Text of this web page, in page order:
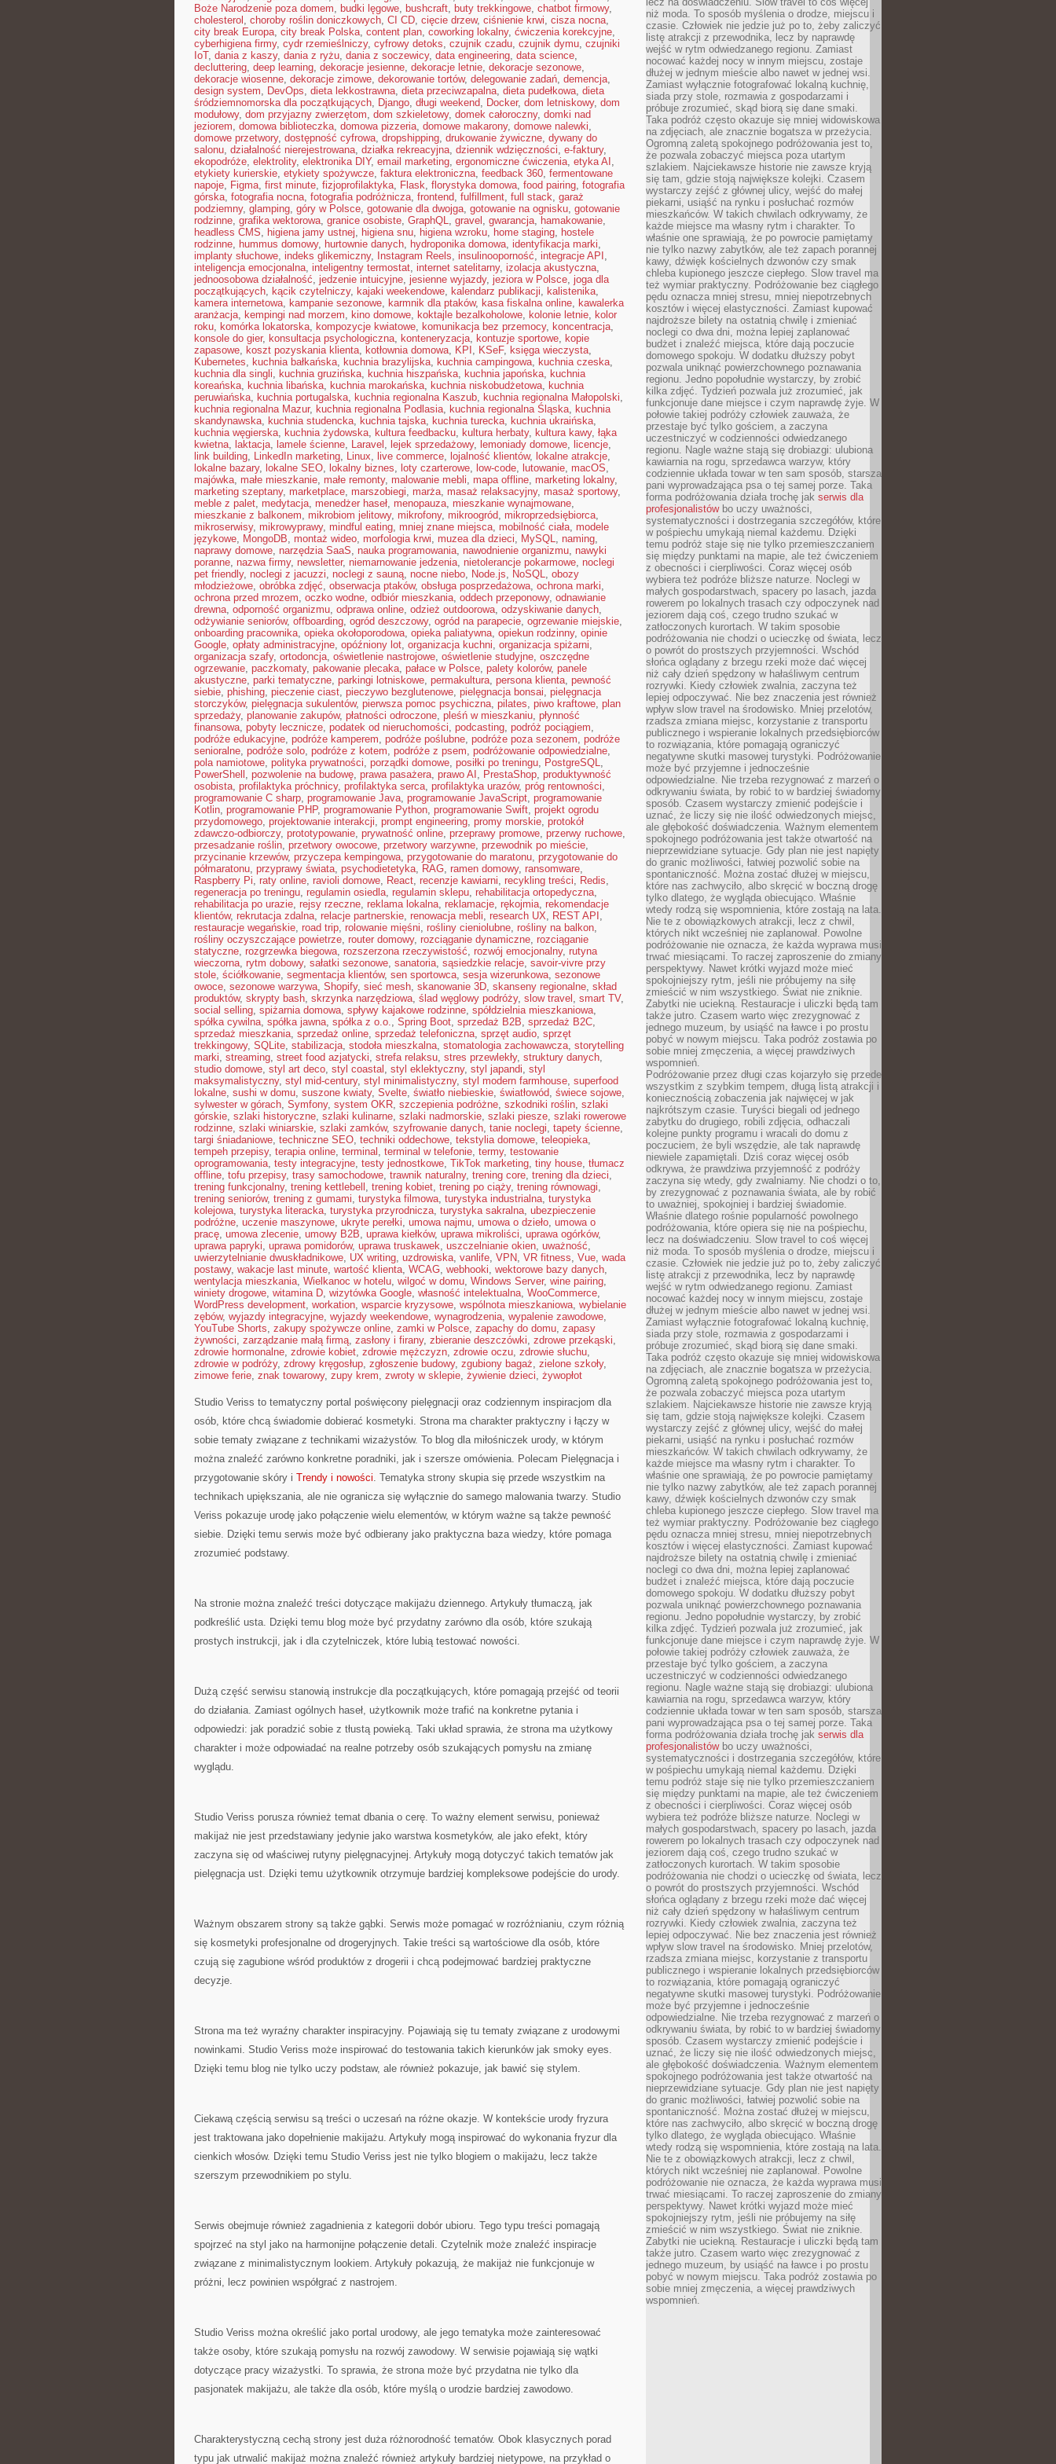
Boże Narodzenie poza domem, budki lęgowe, bushcraft, buty trekkingowe, chatbot firmowy,
cholesterol , choroby roślin doniczkowych, CI CD, cięcie drzew, ciśnienie krwi, cisza nocna,
city break Europa, city break Polska, content plan, coworking lokalny, ćwiczenia korekcyjne,
cyberhigiena firmy, cydr rzemieślniczy, cyfrowy detoks, czujnik czadu, czujnik dymu, czujniki
IoT, dania z kaszy, dania z ryżu, dania z soczewicy, data engineering, data science,
decluttering, deep learning, dekoracje jesienne, dekoracje letnie, dekoracje sezonowe,
dekoracje wiosenne, dekoracje zimowe, dekorowanie tortów, delegowanie zadań, demencja,
design system, DevOps, dieta lekkostrawna, dieta przeciwzapalna, dieta pudełkowa, dieta
śródziemnomorska dla początkujących, Django, długi weekend, Docker, dom letniskowy, dom
modułowy, dom przyjazny zwierzętom, dom szkieletowy, domek całoroczny, domki nad
jeziorem, domowa biblioteczka, domowa pizzeria, domowe makarony, domowe nalewki,
domowe przetwory, dostępność cyfrowa, dropshipping, drukowanie żywiczne, dywany do
salonu, działalność nierejestrowana, działka rekreacyjna, dziennik wdzięczności, e-faktury,
ekopodróże, elektrolity, elektronika DIY, email marketing, ergonomiczne ćwiczenia, etyka AI ,
etykiety kurierskie, etykiety spożywcze, faktura elektroniczna, feedback 360, fermentowane
napoje, Figma, first minute, fizjoprofilaktyka, Flask, florystyka domowa, food pairing, fotografia
górska, fotografia nocna, fotografia podróżnicza, frontend, fulfillment, full stack, garaż
podziemny, glamping, góry w Polsce, gotowanie dla dwojga, gotowanie na ognisku, gotowanie
rodzinne, grafika wektorowa, granice osobiste, GraphQL, gravel , gwarancja, hamakowanie,
headless CMS, higiena jamy ustnej, higiena snu, higiena wzroku, home staging, hostele
rodzinne, hummus domowy, hurtownie danych, hydroponika domowa, identyfikacja marki,
implanty słuchowe, indeks glikemiczny, Instagram Reels, insulinooporność, integracje API ,
inteligencja emocjonalna, inteligentny termostat, internet satelitarny, izolacja akustyczna,
jednoosobowa działalność, jedzenie intuicyjne, jesienne wyjazdy, jeziora w Polsce, joga dla
początkujących, kącik czytelniczy, kajaki weekendowe, kalendarz publikacji, kalistenika,
kamera internetowa, kampanie sezonowe, karmnik dla ptaków, kasa fiskalna online, kawalerka
aranżacja, kempingi nad morzem, kino domowe, koktajle bezalkoholowe, kolonie letnie, kolor
roku, komórka lokatorska, kompozycje kwiatowe, komunikacja bez przemocy, koncentracja,
konsole do gier, konsultacja psychologiczna, konteneryzacja, kontuzje sportowe, kopie
zapasowe, koszt pozyskania klienta, kotłownia domowa, KPI , KSeF, księga wieczysta,
Kubernetes, kuchnia bałkańska, kuchnia brazylijska, kuchnia campingowa, kuchnia czeska,
kuchnia dla singli, kuchnia gruzińska, kuchnia hiszpańska, kuchnia japońska, kuchnia
koreańska, kuchnia libańska, kuchnia marokańska, kuchnia niskobudżetowa, kuchnia
peruwiańska, kuchnia portugalska, kuchnia regionalna Kaszub, kuchnia regionalna Małopolski,
kuchnia regionalna Mazur, kuchnia regionalna Podlasia, kuchnia regionalna Śląska, kuchnia
skandynawska, kuchnia studencka, kuchnia tajska, kuchnia turecka, kuchnia ukraińska,
kuchnia węgierska, kuchnia żydowska, kultura feedbacku, kultura herbaty, kultura kawy, łąka
kwietna, laktacja, lamele ścienne, Laravel , lejek sprzedażowy, lemoniady domowe, licencje,
link building, LinkedIn marketing, Linux, live commerce, lojalność klientów, lokalne atrakcje,
lokalne bazary, lokalne SEO, lokalny biznes, loty czarterowe, low-code, lutowanie, macOS,
majówka, małe mieszkanie, małe remonty, malowanie mebli, mapa offline, marketing lokalny,
marketing szeptany, marketplace, marszobiegi, marża, masaż relaksacyjny, masaż sportowy,
meble z palet, medytacja, menedżer haseł, menopauza, mieszkanie wynajmowane,
mieszkanie z balkonem, mikrobiom jelitowy, mikrofony, mikroogród, mikroprzedsiębiorca,
mikroserwisy, mikrowyprawy, mindful eating, mniej znane miejsca, mobilność ciała, modele
językowe, MongoDB, montaż wideo, morfologia krwi, muzea dla dzieci, MySQL, naming,
naprawy domowe, narzędzia SaaS, nauka programowania, nawodnienie organizmu, nawyki
poranne, nazwa firmy, newsletter, niemarnowanie jedzenia, nietolerancje pokarmowe, noclegi
pet friendly, noclegi z jacuzzi, noclegi z sauną, nocne niebo, Node.js, NoSQL, obozy
młodzieżowe, obróbka zdjęć, obserwacja ptaków, obsługa posprzedażowa, ochrona marki,
ochrona przed mrozem, oczko wodne, odbiór mieszkania, oddech przeponowy, odnawianie
drewna, odporność organizmu, odprawa online, odzież outdoorowa, odzyskiwanie danych,
odżywianie seniorów, offboarding, ogród deszczowy, ogród na parapecie, ogrzewanie miejskie,
onboarding pracownika, opieka okołoporodowa, opieka paliatywna, opiekun rodzinny, opinie
Google, opłaty administracyjne, opóźniony lot, organizacja kuchni, organizacja spiżarni,
organizacja szafy, ortodoncja, oświetlenie nastrojowe, oświetlenie studyjne, oszczędne
ogrzewanie, paczkomaty, pakowanie plecaka, pałace w Polsce, palety kolorów, panele
akustyczne, parki tematyczne, parkingi lotniskowe, permakultura, persona klienta, pewność
siebie, phishing, pieczenie ciast, pieczywo bezglutenowe, pielęgnacja bonsai, pielęgnacja
storczyków, pielęgnacja sukulentów, pierwsza pomoc psychiczna, pilates, piwo kraftowe, plan
sprzedaży, planowanie zakupów, płatności odroczone, pleśń w mieszkaniu, płynność
finansowa, pobyty lecznicze, podatek od nieruchomości, podcasting, podróż pociągiem,
podróże edukacyjne, podróże kamperem, podróże poślubne, podróże poza sezonem, podróże
senioralne, podróże solo, podróże z kotem, podróże z psem, podróżowanie odpowiedzialne,
pola namiotowe, polityka prywatności, porządki domowe, posiłki po treningu, PostgreSQL,
PowerShell , pozwolenie na budowę, prawa pasażera, prawo AI , PrestaShop, produktywność
osobista, profilaktyka próchnicy, profilaktyka serca, profilaktyka urazów, próg rentowności,
programowanie C sharp, programowanie Java, programowanie JavaScript, programowanie
Kotlin, programowanie PHP, programowanie Python, programowanie Swift, projekt ogrodu
przydomowego, projektowanie interakcji, prompt engineering, promy morskie, protokół
zdawczo-odbiorczy, prototypowanie, prywatność online, przeprawy promowe, przerwy ruchowe,
przesadzanie roślin, przetwory owocowe, przetwory warzywne, przewodnik po mieście,
przycinanie krzewów, przyczepa kempingowa, przygotowanie do maratonu, przygotowanie do
półmaratonu, przyprawy świata, psychodietetyka, RAG, ramen domowy, ransomware,
Raspberry Pi, raty online, ravioli domowe, React, recenzje kawiarni, recykling treści, Redis,
regeneracja po treningu, regulamin osiedla, regulamin sklepu, rehabilitacja ortopedyczna,
rehabilitacja po urazie, rejsy rzeczne, reklama lokalna, reklamacje, rękojmia, rekomendacje
klientów, rekrutacja zdalna, relacje partnerskie, renowacja mebli, research UX, REST API ,
restauracje wegańskie, road trip, rolowanie mięśni, rośliny cieniolubne, rośliny na balkon,
rośliny oczyszczające powietrze, router domowy, rozciąganie dynamiczne, rozciąganie
statyczne, rozgrzewka biegowa, rozszerzona rzeczywistość, rozwój emocjonalny, rutyna
wieczorna, rytm dobowy, sałatki sezonowe, sanatoria, sąsiedzkie relacje, savoir-vivre przy
stole, ściółkowanie, segmentacja klientów, sen sportowca, sesja wizerunkowa, sezonowe
owoce, sezonowe warzywa, Shopify, sieć mesh, skanowanie 3D, skanseny regionalne, skład
produktów, skrypty bash, skrzynka narzędziowa, ślad węglowy podróży, slow travel , smart TV,
social selling, spiżarnia domowa, spływy kajakowe rodzinne, spółdzielnia mieszkaniowa,
spółka cywilna, spółka jawna, spółka z o.o., Spring Boot, sprzedaż B2B, sprzedaż B2C,
sprzedaż mieszkania, sprzedaż online, sprzedaż telefoniczna, sprzęt audio, sprzęt
trekkingowy, SQLite, stabilizacja, stodoła mieszkalna, stomatologia zachowawcza, storytelling
marki, streaming, street food azjatycki, strefa relaksu, stres przewlekły, struktury danych,
studio domowe, styl art deco, styl coastal , styl eklektyczny, styl japandi, styl
maksymalistyczny, styl mid-century, styl minimalistyczny, styl modern farmhouse, superfood
lokalne, sushi w domu, suszone kwiaty, Svelte, światło niebieskie, światłowód, świece sojowe,
sylwester w górach, Symfony, system OKR, szczepienia podróżne, szkodniki roślin, szlaki
górskie, szlaki historyczne, szlaki kulinarne, szlaki nadmorskie, szlaki piesze, szlaki rowerowe
rodzinne, szlaki winiarskie, szlaki zamków, szyfrowanie danych, tanie noclegi, tapety ścienne,
targi śniadaniowe, techniczne SEO, techniki oddechowe, tekstylia domowe, teleopieka,
tempeh przepisy, terapia online, terminal , terminal w telefonie, termy, testowanie
oprogramowania, testy integracyjne, testy jednostkowe, TikTok marketing, tiny house, tłumacz
offline, tofu przepisy, trasy samochodowe, trawnik naturalny, trening core, trening dla dzieci,
trening funkcjonalny, trening kettlebell , trening kobiet, trening po ciąży, trening równowagi,
trening seniorów, trening z gumami, turystyka filmowa, turystyka industrialna, turystyka
kolejowa, turystyka literacka, turystyka przyrodnicza, turystyka sakralna, ubezpieczenie
podróżne, uczenie maszynowe, ukryte perełki, umowa najmu, umowa o dzieło, umowa o
pracę, umowa zlecenie, umowy B2B, uprawa kiełków, uprawa mikroliści, uprawa ogórków,
uprawa papryki, uprawa pomidorów, uprawa truskawek, uszczelnianie okien, uważność,
uwierzytelnianie dwuskładnikowe, UX writing, uzdrowiska, vanlife, VPN, VR fitness, Vue, wada
postawy, wakacje last minute, wartość klienta, WCAG, webhooki, wektorowe bazy danych,
wentylacja mieszkania, Wielkanoc w hotelu, wilgoć w domu, Windows Server, wine pairing,
winiety drogowe, witamina D, wizytówka Google, własność intelektualna, WooCommerce,
WordPress development, workation, wsparcie kryzysowe, wspólnota mieszkaniowa, wybielanie
zębów, wyjazdy integracyjne, wyjazdy weekendowe, wynagrodzenia, wypalenie zawodowe,
YouTube Shorts, zakupy spożywcze online, zamki w Polsce, zapachy do domu, zapasy
żywności, zarządzanie małą firmą, zasłony i firany, zbieranie deszczówki, zdrowe przekąski,
zdrowie hormonalne, zdrowie kobiet, zdrowie mężczyzn, zdrowie oczu, zdrowie słuchu,
zdrowie w podróży, zdrowy kręgosłup, zgłoszenie budowy, zgubiony bagaż, zielone szkoły,
zimowe ferie, znak towarowy, zupy krem, zwroty w sklepie, żywienie dzieci, żywopłot
Studio Veriss to tematyczny portal poświęcony pielęgnacji oraz codziennym inspiracjom dla
osób, które chcą świadomie dobierać kosmetyki. Strona ma charakter praktyczny i łączy w
sobie tematy związane z technikami wizażystów. To blog dla miłośniczek urody, w którym
można znaleźć zarówno konkretne poradniki, jak i szersze omówienia. Polecam Pielęgnacja i
przygotowanie skóry i Trendy i nowości. Tematyka strony skupia się przede wszystkim na
technikach upiększania, ale nie ogranicza się wyłącznie do samego malowania twarzy. Studio
Veriss pokazuje urodę jako połączenie wielu elementów, w którym ważne są także pewność
siebie. Dzięki temu serwis może być odbierany jako praktyczna baza wiedzy, które pomaga
zrozumieć podstawy.
Na stronie można znaleźć treści dotyczące makijażu dziennego. Artykuły tłumaczą, jak
podkreślić usta. Dzięki temu blog może być przydatny zarówno dla osób, które szukają
prostych instrukcji, jak i dla czytelniczek, które lubią testować nowości.
Dużą część serwisu stanowią instrukcje dla początkujących, które pomagają przejść od teorii
do działania. Zamiast ogólnych haseł, użytkownik może trafić na konkretne pytania i
odpowiedzi: jak poradzić sobie z tłustą powieką. Taki układ sprawia, że strona ma użytkowy
charakter i może odpowiadać na realne potrzeby osób szukających pomysłu na zmianę
wyglądu.
Studio Veriss porusza również temat dbania o cerę. To ważny element serwisu, ponieważ
makijaż nie jest przedstawiany jedynie jako warstwa kosmetyków, ale jako efekt, który
zaczyna się od właściwej rutyny pielęgnacyjnej. Artykuły mogą dotyczyć takich tematów jak
pielęgnacja ust. Dzięki temu użytkownik otrzymuje bardziej kompleksowe podejście do urody.
Ważnym obszarem strony są także gąbki. Serwis może pomagać w rozróżnianiu, czym różnią
się kosmetyki profesjonalne od drogeryjnych. Takie treści są wartościowe dla osób, które
czują się zagubione wśród produktów z drogerii i chcą podejmować bardziej praktyczne
decyzje.
Strona ma też wyraźny charakter inspiracyjny. Pojawiają się tu tematy związane z urodowymi
nowinkami. Studio Veriss może inspirować do testowania takich kierunków jak smoky eyes.
Dzięki temu blog nie tylko uczy podstaw, ale również pokazuje, jak bawić się stylem.
Ciekawą częścią serwisu są treści o uczesań na różne okazje. W kontekście urody fryzura
jest traktowana jako dopełnienie makijażu. Artykuły mogą inspirować do wykonania fryzur dla
cienkich włosów. Dzięki temu Studio Veriss jest nie tylko blogiem o makijażu, lecz także
szerszym przewodnikiem po stylu.
Serwis obejmuje również zagadnienia z kategorii dobór ubioru. Tego typu treści pomagają
spojrzeć na styl jako na harmonijne połączenie detali. Czytelnik może znaleźć inspiracje
związane z minimalistycznym lookiem. Artykuły pokazują, że makijaż nie funkcjonuje w
próżni, lecz powinien współgrać z nastrojem.
Studio Veriss można określić jako portal urodowy, ale jego tematyka może zainteresować
także osoby, które szukają pomysłu na rozwój zawodowy. W serwisie pojawiają się wątki
dotyczące pracy wizażystki. To sprawia, że strona może być przydatna nie tylko dla
pasjonatek makijażu, ale także dla osób, które myślą o urodzie bardziej zawodowo.
Charakterystyczną cechą strony jest duża różnorodność tematów. Obok klasycznych porad
typu jak utrwalić makijaż można znaleźć również artykuły bardziej nietypowe, na przykład o
niż moda. To sposób myślenia o drodze, miejscu i
czasie. Człowiek nie jedzie już po to, żeby zaliczyć
listę atrakcji z przewodnika, lecz by naprawdę
wejść w rytm odwiedzanego regionu. Zamiast
nocować każdej nocy w innym miejscu, zostaje
dłużej w jednym mieście albo nawet w jednej wsi.
Zamiast wyłącznie fotografować lokalną kuchnię,
siada przy stole, rozmawia z gospodarzami i
próbuje zrozumieć, skąd biorą się dane smaki.
Taka podróż często okazuje się mniej widowiskowa
na zdjęciach, ale znacznie bogatsza w przeżycia.
Ogromną zaletą spokojnego podróżowania jest to,
że pozwala zobaczyć miejsca poza utartym
szlakiem. Najciekawsze historie nie zawsze kryją
się tam, gdzie stoją największe kolejki. Czasem
wystarczy zejść z głównej ulicy, wejść do małej
piekarni, usiąść na rynku i posłuchać rozmów
mieszkańców. W takich chwilach odkrywamy, że
każde miejsce ma własny rytm i charakter. To
właśnie one sprawiają, że po powrocie pamiętamy
nie tylko nazwy zabytków, ale też zapach porannej
kawy, dźwięk kościelnych dzwonów czy smak
chleba kupionego jeszcze ciepłego. Slow travel ma
też wymiar praktyczny. Podróżowanie bez ciągłego
pędu oznacza mniej stresu, mniej niepotrzebnych
kosztów i więcej elastyczności. Zamiast kupować
najdroższe bilety na ostatnią chwilę i zmieniać
noclegi co dwa dni, można lepiej zaplanować
budżet i znaleźć miejsca, które dają poczucie
domowego spokoju. W dodatku dłuższy pobyt
pozwala uniknąć powierzchownego poznawania
regionu. Jedno popołudnie wystarczy, by zrobić
kilka zdjęć. Tydzień pozwala już zrozumieć, jak
funkcjonuje dane miejsce i czym naprawdę żyje. W
połowie takiej podróży człowiek zauważa, że
przestaje być tylko gościem, a zaczyna
uczestniczyć w codzienności odwiedzanego
regionu. Nagle ważne stają się drobiazgi: ulubiona
kawiarnia na rogu, sprzedawca warzyw, który
codziennie układa towar w ten sam sposób, starsza
pani wyprowadzająca psa o tej samej porze. Taka
forma podróżowania działa trochę jak serwis dla
profesjonalistówbo uczy uważności,
systematyczności i dostrzegania szczegółów, które
w pośpiechu umykają niemal każdemu. Dzięki
temu podróż staje się nie tylko przemieszczaniem
się między punktami na mapie, ale też ćwiczeniem
z obecności i cierpliwości. Coraz więcej osób
wybiera też podróże bliższe naturze. Noclegi w
małych gospodarstwach, spacery po lasach, jazda
rowerem po lokalnych trasach czy odpoczynek nad
jeziorem dają coś, czego trudno szukać w
zatłoczonych kurortach. W takim sposobie
podróżowania nie chodzi o ucieczkę od świata, lecz
o powrót do prostszych przyjemności. Wschód
słońca oglądany z brzegu rzeki może dać więcej
niż cały dzień spędzony w hałaśliwym centrum
rozrywki. Kiedy człowiek zwalnia, zaczyna też
lepiej odpoczywać. Nie bez znaczenia jest również
wpływ slow travel na środowisko. Mniej przelotów,
rzadsza zmiana miejsc, korzystanie z transportu
publicznego i wspieranie lokalnych przedsiębiorców
to rozwiązania, które pomagają ograniczyć
negatywne skutki masowej turystyki. Podróżowanie
może być przyjemne i jednocześnie
odpowiedzialne. Nie trzeba rezygnować z marzeń o
odkrywaniu świata, by robić to w bardziej świadomy
sposób. Czasem wystarczy zmienić podejście i
uznać, że liczy się nie ilość odwiedzonych miejsc,
ale głębokość doświadczenia. Ważnym elementem
spokojnego podróżowania jest także otwartość na
nieprzewidziane sytuacje. Gdy plan nie jest napięty
do granic możliwości, łatwiej pozwolić sobie na
spontaniczność. Można zostać dłużej w miejscu,
które nas zachwyciło, albo skręcić w boczną drogę
tylko dlatego, że wygląda obiecująco. Właśnie
wtedy rodzą się wspomnienia, które zostają na lata.
Nie te z obowiązkowych atrakcji, lecz z chwil,
których nikt wcześniej nie zaplanował. Powolne
podróżowanie nie oznacza, że każda wyprawa musi
trwać miesiącami. To raczej zaproszenie do zmiany
perspektywy. Nawet krótki wyjazd może mieć
spokojniejszy rytm, jeśli nie próbujemy na siłę
zmieścić w nim wszystkiego. Świat nie zniknie.
Zabytki nie uciekną. Restauracje i uliczki będą tam
także jutro. Czasem warto więc zrezygnować z
jednego muzeum, by usiąść na ławce i po prostu
pobyć w nowym miejscu. Taka podróż zostawia po
sobie mniej zmęczenia, a więcej prawdziwych
wspomnień.
Podróżowanie przez długi czas kojarzyło się przede
wszystkim z szybkim tempem, długą listą atrakcji i
koniecznością zobaczenia jak najwięcej w jak
najkrótszym czasie. Turyści biegali od jednego
zabytku do drugiego, robili zdjęcia, odhaczali
kolejne punkty programu i wracali do domu z
poczuciem, że byli wszędzie, ale tak naprawdę
niewiele zapamiętali. Dziś coraz więcej osób
odkrywa, że prawdziwa przyjemność z podróży
zaczyna się wtedy, gdy zwalniamy. Nie chodzi o to,
by zrezygnować z poznawania świata, ale by robić
to uważniej, spokojniej i bardziej świadomie.
Właśnie dlatego rośnie popularność powolnego
podróżowania, które opiera się nie na pośpiechu,
lecz na doświadczeniu. Slow travel to coś więcej
niż moda. To sposób myślenia o drodze, miejscu i
czasie. Człowiek nie jedzie już po to, żeby zaliczyć
listę atrakcji z przewodnika, lecz by naprawdę
wejść w rytm odwiedzanego regionu. Zamiast
nocować każdej nocy w innym miejscu, zostaje
dłużej w jednym mieście albo nawet w jednej wsi.
Zamiast wyłącznie fotografować lokalną kuchnię,
siada przy stole, rozmawia z gospodarzami i
próbuje zrozumieć, skąd biorą się dane smaki.
Taka podróż często okazuje się mniej widowiskowa
na zdjęciach, ale znacznie bogatsza w przeżycia.
Ogromną zaletą spokojnego podróżowania jest to,
że pozwala zobaczyć miejsca poza utartym
szlakiem. Najciekawsze historie nie zawsze kryją
się tam, gdzie stoją największe kolejki. Czasem
wystarczy zejść z głównej ulicy, wejść do małej
piekarni, usiąść na rynku i posłuchać rozmów
mieszkańców. W takich chwilach odkrywamy, że
każde miejsce ma własny rytm i charakter. To
właśnie one sprawiają, że po powrocie pamiętamy
nie tylko nazwy zabytków, ale też zapach porannej
kawy, dźwięk kościelnych dzwonów czy smak
chleba kupionego jeszcze ciepłego. Slow travel ma
też wymiar praktyczny. Podróżowanie bez ciągłego
pędu oznacza mniej stresu, mniej niepotrzebnych
kosztów i więcej elastyczności. Zamiast kupować
najdroższe bilety na ostatnią chwilę i zmieniać
noclegi co dwa dni, można lepiej zaplanować
budżet i znaleźć miejsca, które dają poczucie
domowego spokoju. W dodatku dłuższy pobyt
pozwala uniknąć powierzchownego poznawania
regionu. Jedno popołudnie wystarczy, by zrobić
kilka zdjęć. Tydzień pozwala już zrozumieć, jak
funkcjonuje dane miejsce i czym naprawdę żyje. W
połowie takiej podróży człowiek zauważa, że
przestaje być tylko gościem, a zaczyna
uczestniczyć w codzienności odwiedzanego
regionu. Nagle ważne stają się drobiazgi: ulubiona
kawiarnia na rogu, sprzedawca warzyw, który
codziennie układa towar w ten sam sposób, starsza
pani wyprowadzająca psa o tej samej porze. Taka
forma podróżowania działa trochę jak serwis dla
profesjonalistówbo uczy uważności,
systematyczności i dostrzegania szczegółów, które
w pośpiechu umykają niemal każdemu. Dzięki
temu podróż staje się nie tylko przemieszczaniem
się między punktami na mapie, ale też ćwiczeniem
z obecności i cierpliwości. Coraz więcej osób
wybiera też podróże bliższe naturze. Noclegi w
małych gospodarstwach, spacery po lasach, jazda
rowerem po lokalnych trasach czy odpoczynek nad
jeziorem dają coś, czego trudno szukać w
zatłoczonych kurortach. W takim sposobie
podróżowania nie chodzi o ucieczkę od świata, lecz
o powrót do prostszych przyjemności. Wschód
słońca oglądany z brzegu rzeki może dać więcej
niż cały dzień spędzony w hałaśliwym centrum
rozrywki. Kiedy człowiek zwalnia, zaczyna też
lepiej odpoczywać. Nie bez znaczenia jest również
wpływ slow travel na środowisko. Mniej przelotów,
rzadsza zmiana miejsc, korzystanie z transportu
publicznego i wspieranie lokalnych przedsiębiorców
to rozwiązania, które pomagają ograniczyć
negatywne skutki masowej turystyki. Podróżowanie
może być przyjemne i jednocześnie
odpowiedzialne. Nie trzeba rezygnować z marzeń o
odkrywaniu świata, by robić to w bardziej świadomy
sposób. Czasem wystarczy zmienić podejście i
uznać, że liczy się nie ilość odwiedzonych miejsc,
ale głębokość doświadczenia. Ważnym elementem
spokojnego podróżowania jest także otwartość na
nieprzewidziane sytuacje. Gdy plan nie jest napięty
do granic możliwości, łatwiej pozwolić sobie na
spontaniczność. Można zostać dłużej w miejscu,
które nas zachwyciło, albo skręcić w boczną drogę
tylko dlatego, że wygląda obiecująco. Właśnie
wtedy rodzą się wspomnienia, które zostają na lata.
Nie te z obowiązkowych atrakcji, lecz z chwil,
których nikt wcześniej nie zaplanował. Powolne
podróżowanie nie oznacza, że każda wyprawa musi
trwać miesiącami. To raczej zaproszenie do zmiany
perspektywy. Nawet krótki wyjazd może mieć
spokojniejszy rytm, jeśli nie próbujemy na siłę
zmieścić w nim wszystkiego. Świat nie zniknie.
Zabytki nie uciekną. Restauracje i uliczki będą tam
także jutro. Czasem warto więc zrezygnować z
jednego muzeum, by usiąść na ławce i po prostu
pobyć w nowym miejscu. Taka podróż zostawia po
sobie mniej zmęczenia, a więcej prawdziwych
wspomnień.